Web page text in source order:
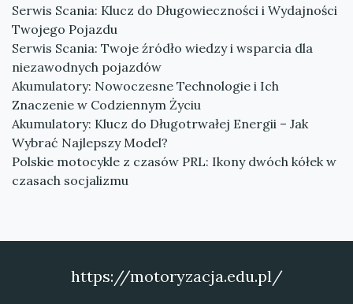
Serwis Scania: Klucz do Długowieczności i Wydajności
Twojego Pojazdu
Serwis Scania: Twoje źródło wiedzy i wsparcia dla
niezawodnych pojazdów
Akumulatory: Nowoczesne Technologie i Ich
Znaczenie w Codziennym Życiu
Akumulatory: Klucz do Długotrwałej Energii – Jak
Wybrać Najlepszy Model?
Polskie motocykle z czasów PRL: Ikony dwóch kółek w
czasach socjalizmu
https://motoryzacja.edu.pl/